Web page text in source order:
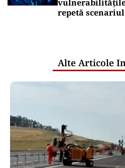
repetă scenariul
Alte Articole